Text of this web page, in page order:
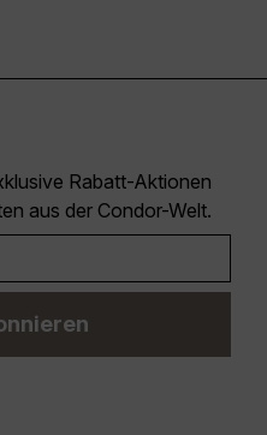
Rabatt-Aktionen
aus der Condor-Welt.